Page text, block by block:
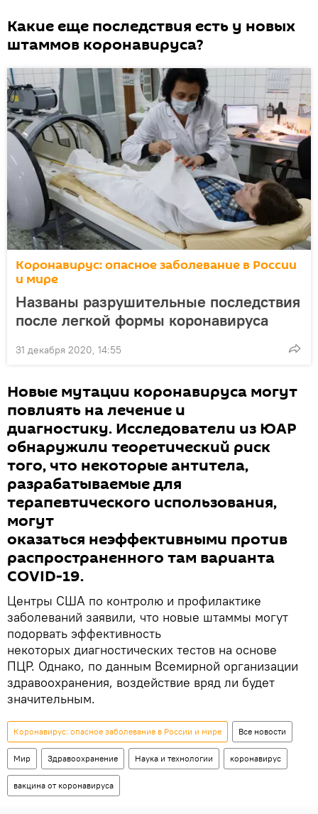
Какие еще последствия есть у новых
штаммов коронавируса?
Коронавирус: опасное заболевание в России
и мире
Названы разрушительные последствия
после легкой формы коронавируса
31 декабря 2020, 14:55
Новые мутации коронавируса могут
повлиять на лечение и
диагностику. Исследователи из ЮАР
обнаружили теоретический риск
того, что некоторые антитела,
разрабатываемые для
терапевтического использования,
могут
оказаться неэффективными против
распространенного там варианта
COVID-19.
Центры США по контролю и профилактике
заболеваний заявили, что новые штаммы могут
подорвать эффективность
некоторых диагностических тестов на основе
ПЦР. Однако, по данным Всемирной организации
здравоохранения, воздействие вряд ли будет
значительным.
Коронавирус: опасное заболевание в России и мире Все новости
Мир Здравоохранение Наука и технологии коронавирус
вакцина от коронавируса